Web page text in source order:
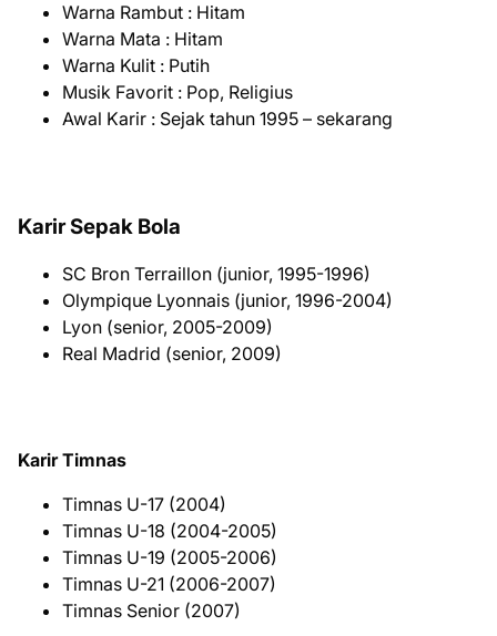
Warna Rambut : Hitam
Warna Mata : Hitam
Warna Kulit : Putih
Musik Favorit : Pop, Religius
Awal Karir : Sejak tahun 1995 – sekarang
Karir Sepak Bola
SC Bron Terraillon (junior, 1995-1996)
Olympique Lyonnais (junior, 1996-2004)
Lyon (senior, 2005-2009)
Real Madrid (senior, 2009)
Karir Timnas
Timnas U-17 (2004)
Timnas U-18 (2004-2005)
Timnas U-19 (2005-2006)
Timnas U-21 (2006-2007)
Timnas Senior (2007)